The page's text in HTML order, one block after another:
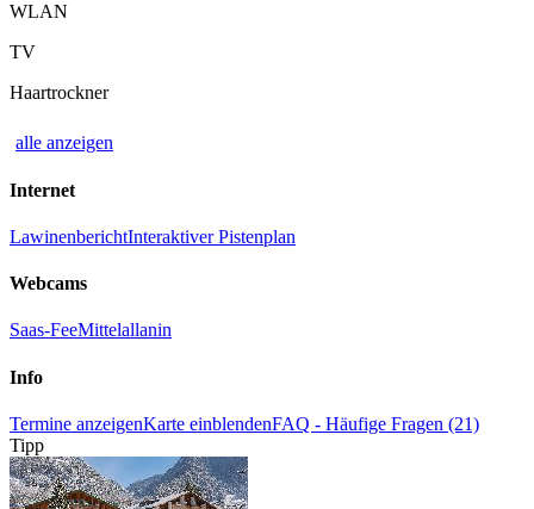
WLAN
TV
Haartrockner
alle anzeigen
Internet
LawinenberichtInteraktiver Pistenplan
Webcams
Saas-FeeMittelallanin
Info
Termine anzeigenKarte einblendenFAQ - Häufige Fragen (21)
Tipp